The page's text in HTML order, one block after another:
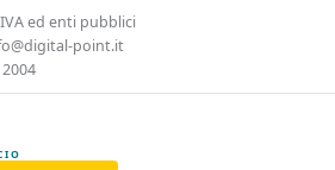
ed enti pubblici
point.it